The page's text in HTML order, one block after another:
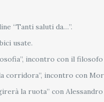
“Tanti saluti da…”.
usate.
incontro con il filosofo
corridora”, incontro con
la ruota” con Alessandro